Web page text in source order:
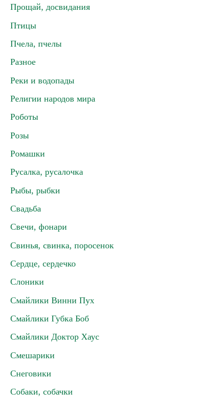
Прощай, досвидания
Птицы
Пчела, пчелы
Разное
Реки и водопады
Религии народов мира
Роботы
Розы
Ромашки
Русалка, русалочка
Рыбы, рыбки
Свадьба
Свечи, фонари
Свинья, свинка, поросенок
Сердце, сердечко
Слоники
Смайлики Винни Пух
Смайлики Губка Боб
Смайлики Доктор Хаус
Смешарики
Снеговики
Собаки, собачки